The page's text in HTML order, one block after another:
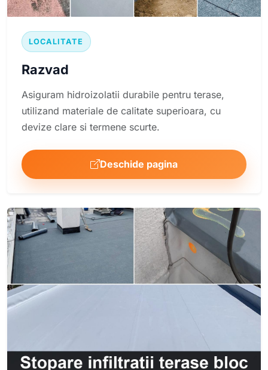
LOCALITATE
Razvad
Asiguram hidroizolatii durabile pentru terase,
utilizand materiale de calitate superioara, cu
devize clare si termene scurte.
Deschide pagina